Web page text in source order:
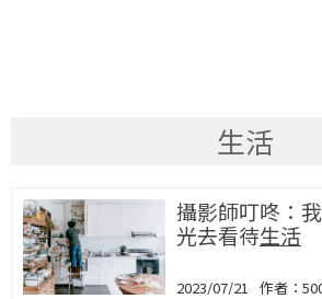
生活
攝影師叮咚：
光去看待生活
2023/07/21